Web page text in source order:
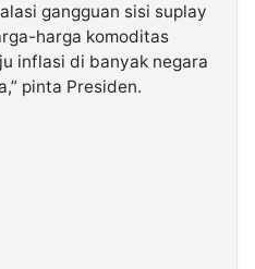
gangguan sisi suplay
harga komoditas
inflasi di banyak negara
pinta Presiden.